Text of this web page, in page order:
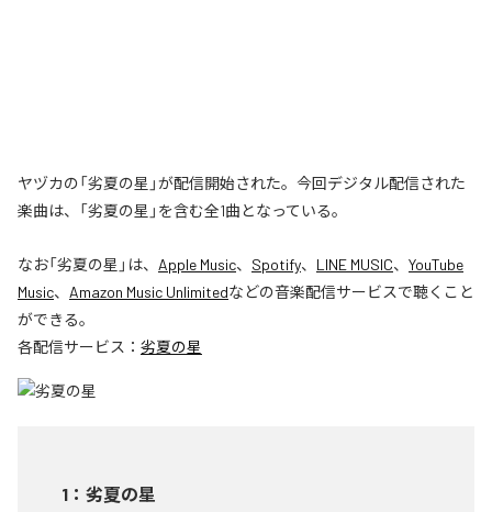
ヤヅカの「劣夏の星」が配信開始された。今回デジタル配信された
楽曲は、「劣夏の星」を含む全1曲となっている。
なお「劣夏の星 」は、 Apple Music、 Spotify、 LINE MUSIC、 YouTube
Music、 Amazon Music Unlimitedなどの音楽配信サービスで聴くこと
ができる。
各配信サービス： 劣夏の星
1 ： 劣夏の星